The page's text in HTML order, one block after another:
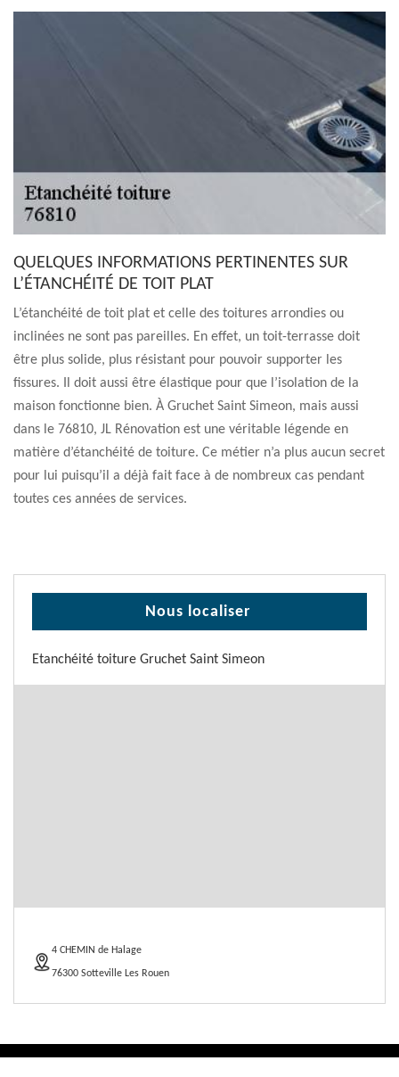
QUELQUES INFORMATIONS PERTINENTES SUR
L’ÉTANCHÉITÉ DE TOIT PLAT
L’étanchéité de toit plat et celle des toitures arrondies ou
inclinées ne sont pas pareilles. En effet, un toit-terrasse doit
être plus solide, plus résistant pour pouvoir supporter les
fissures. Il doit aussi être élastique pour que l’isolation de la
maison fonctionne bien. À Gruchet Saint Simeon, mais aussi
dans le 76810, JL Rénovation est une véritable légende en
matière d’étanchéité de toiture. Ce métier n’a plus aucun secret
pour lui puisqu’il a déjà fait face à de nombreux cas pendant
toutes ces années de services.
Nous localiser
Etanchéité toiture Gruchet Saint Simeon
4 CHEMIN de Halage
76300 Sotteville Les Rouen